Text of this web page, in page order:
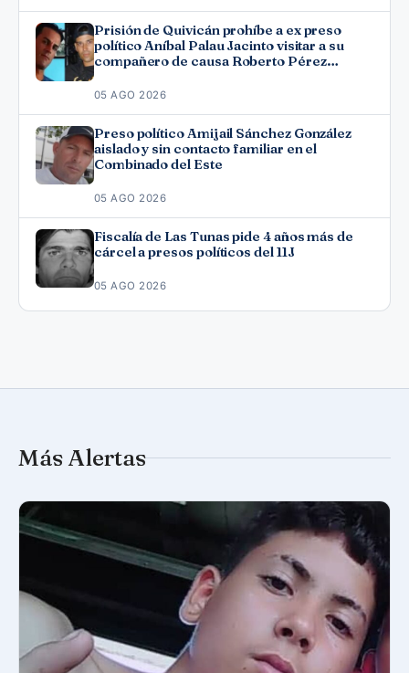
Prisión de Quivicán prohíbe a ex preso
político Aníbal Palau Jacinto visitar a su
compañero de causa Roberto Pérez
05 AGO 2026
Preso político Amijail Sánchez González
aislado y sin contacto familiar en el
Combinado del Este
05 AGO 2026
Fiscalía de Las Tunas pide 4 años más de
cárcel a presos políticos del 11J
05 AGO 2026
Más Alertas